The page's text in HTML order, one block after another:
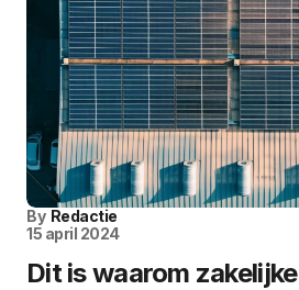
By Redactie
15 april 2024
Dit is waarom zakelijke